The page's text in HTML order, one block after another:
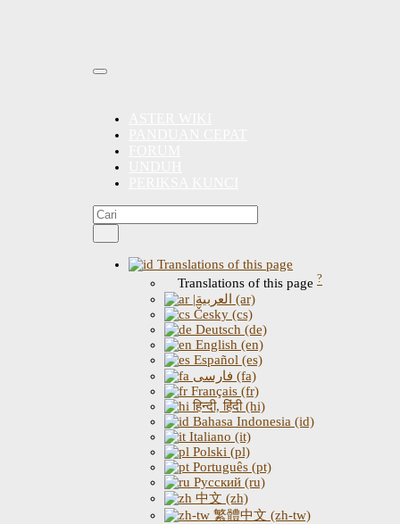
Translations of this page
Translations of this page ?
|العربية (ar)
Česky (cs)
Deutsch (de)
English (en)
Español (es)
فارسی (fa)
Français (fr)
हिन्दी, हिंदी (hi)
Bahasa Indonesia (id)
Italiano (it)
Polski (pl)
Português (pt)
Русский (ru)
中文 (zh)
繁體中文 (zh-tw)